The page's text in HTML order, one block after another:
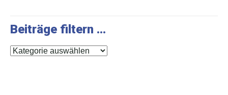
Beiträge filtern …
Beiträge